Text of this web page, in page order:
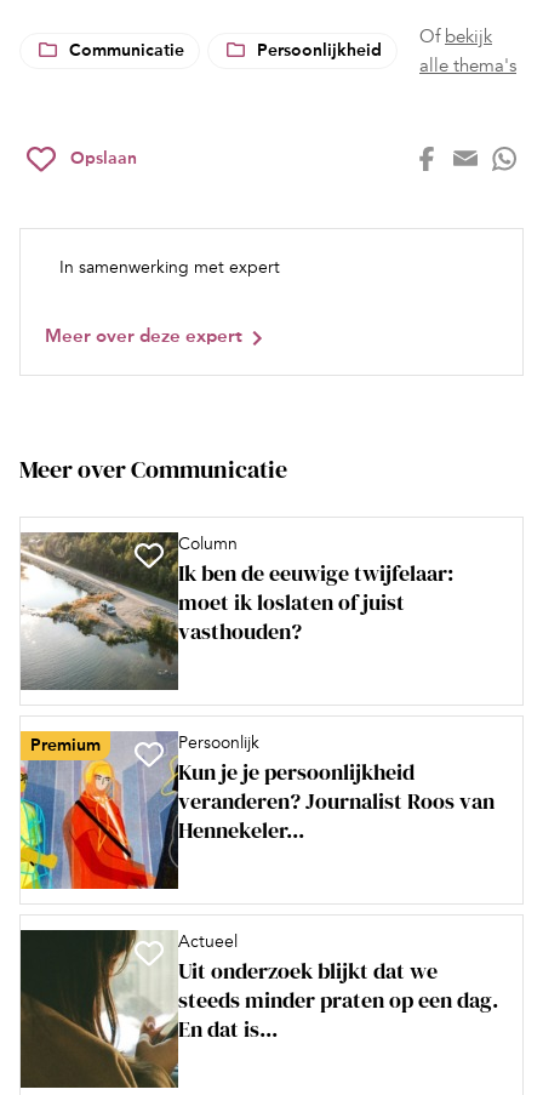
Communicatie Persoonlijkheid
Of bekijk
alle thema's
Opslaan
In samenwerking met expert
Meer over deze expert
Meer over Communicatie
Column
Ik ben de eeuwige twijfelaar:
moet ik loslaten of juist
vasthouden?
Premium Persoonlijk
Kun je je persoonlijkheid
veranderen? Journalist Roos van
Hennekeler...
Actueel
Uit onderzoek blijkt dat we
steeds minder praten op een dag.
En dat is...